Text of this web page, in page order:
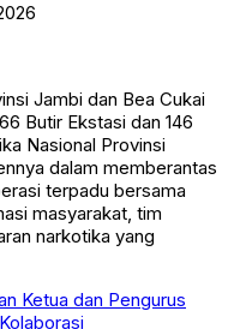
Jambi dan Bea Cukai
Butir Ekstasi dan 146
Nasional Provinsi
dalam memberantas
terpadu bersama
masyarakat, tim
narkotika yang